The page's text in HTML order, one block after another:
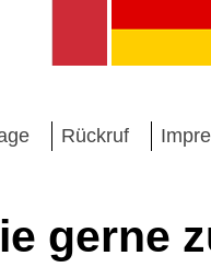
Rückruf
gerne